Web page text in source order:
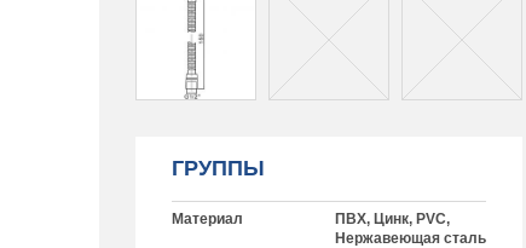
ГРУППЫ
Материал
ПВХ, Цинк, PVC,
Нержавеющая сталь